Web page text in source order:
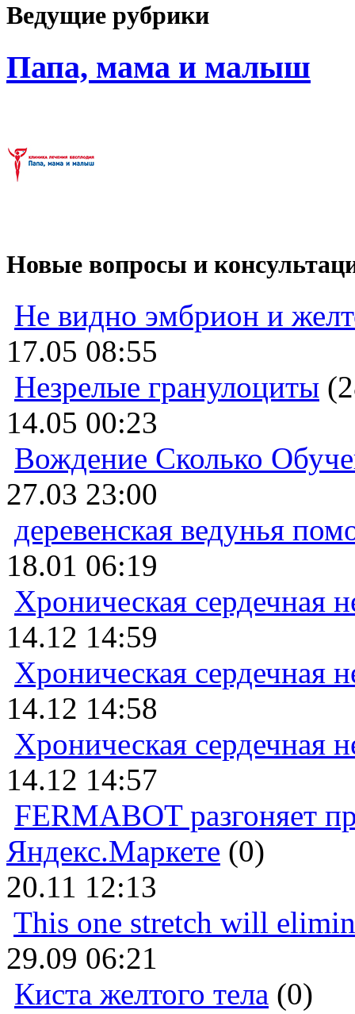
Ведущие рубрики
Папа, мама и малыш
Новые вопросы и
Не видно эмбрион и
17.05 08:55
Незрелые гранулоциты
14.05 00:23
Вождение Сколько
27.03 23:00
деревенская ведунья
18.01 06:19
Хроническая сердечная
14.12 14:59
Хроническая сердечная
14.12 14:58
Хроническая сердечная
14.12 14:57
FERMABOT разгоняет
Яндекс.Маркете (0)
20.11 12:13
This one stretch will
29.09 06:21
Киста желтого тела (0)